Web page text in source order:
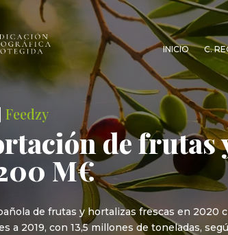
INICIO C.
|Feedzy
de frutas
M€
de frutas y hortalizas frescas en 2020
a 2019, con 13,5 millones de toneladas,